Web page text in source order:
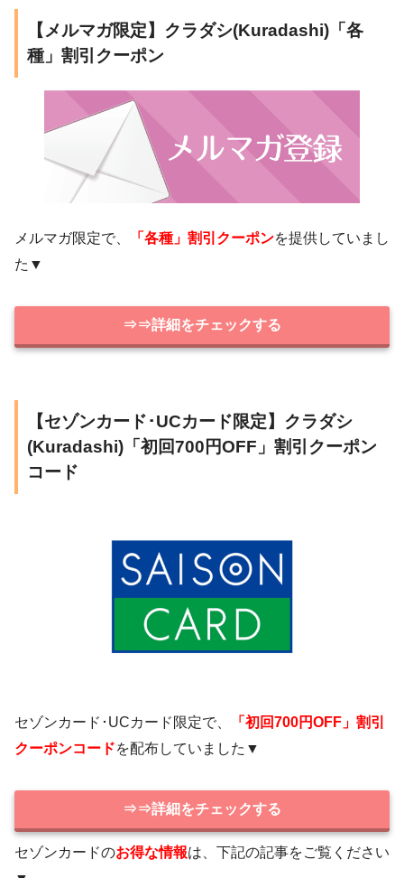
【メルマガ限定】クラダシ(Kuradashi)「各
種」割引クーポン
メルマガ限定で、 「各種」割引クーポンを提供していまし
た▼
⇒⇒詳細をチェックする
【セゾンカード･UCカード限定】クラダシ
(Kuradashi)「初回700円OFF」割引クーポン
コード
セゾンカード･UCカード限定で、
「初回700円OFF」割引
クーポンコードを配布していました▼
⇒⇒詳細をチェックする
セゾンカードのお得な情報は、下記の記事をご覧ください